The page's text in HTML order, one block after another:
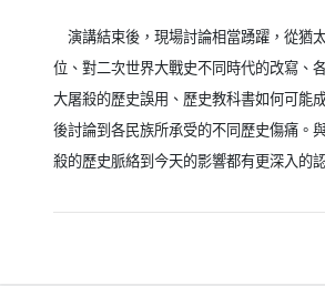
演講結束後，現場討論相當踴躍，從猶
位、對二次世界大戰史不同時代的改寫、
大屠殺的歷史誤用、歷史教科書如何可能
後討論到各民族所承受的不同歷史傷痛。
殺的歷史脈絡到今天的影響都有更深入的